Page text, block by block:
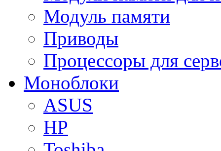
Модуль памяти
Приводы
Процессоры для
Моноблоки
ASUS
HP